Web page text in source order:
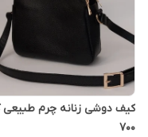
کیف دوشی زنانه چرم طبیعی
۷۰۰